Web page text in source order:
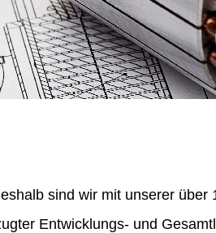
sind wir mit unserer über
Entwicklungs- und